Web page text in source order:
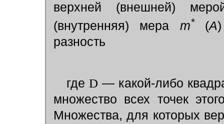
верхней (внешней)
(внутренняя) мера m*(А
разность
где D — какой-либо
множество всех точек
Множества, для которых